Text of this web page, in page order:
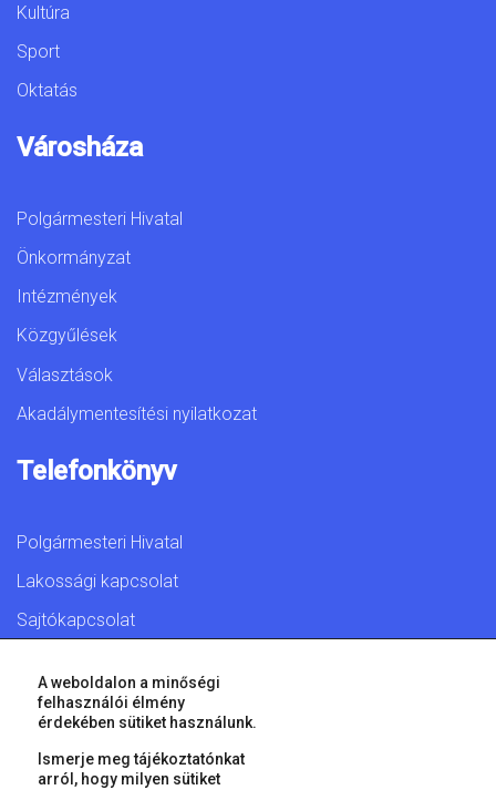
Kultúra
Sport
Oktatás
Városháza
Polgármesteri Hivatal
Önkormányzat
Intézmények
Közgyűlések
Választások
Akadálymentesítési nyilatkozat
Telefonkönyv
Polgármesteri Hivatal
Lakossági kapcsolat
Sajtókapcsolat
© 2026 Győr Megyei Jogú Város • Minden jog fenntartva!
A weboldalon a minőségi
felhasználói élmény
érdekében sütiket használunk.
Ismerje meg tájékoztatónkat
arról, hogy milyen sütiket